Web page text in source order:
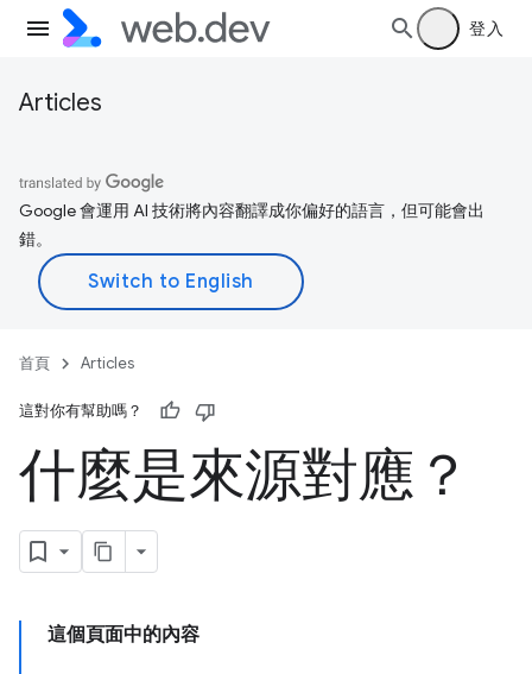
登入
Articles
Google 會運用 AI 技術將內容翻譯成你偏好的語言，但可能會出
錯。
首頁 Articles
這對你有幫助嗎？
什麼是來源對應？
這個頁面中的內容